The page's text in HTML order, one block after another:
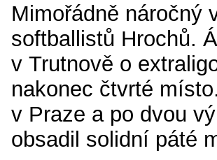
Mimořádně náročný
softballistů Hrochů.
v Trutnově o
nakonec čtvrté
v Praze a po dvou
obsadil solidní páté